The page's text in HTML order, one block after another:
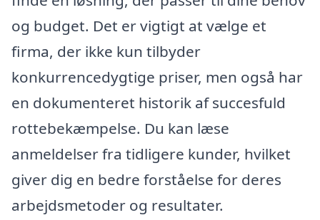
og budget. Det er vigtigt at vælge et
firma, der ikke kun tilbyder
konkurrencedygtige priser, men også har
en dokumenteret historik af succesfuld
rottebekæmpelse. Du kan læse
anmeldelser fra tidligere kunder, hvilket
giver dig en bedre forståelse for deres
arbejdsmetoder og resultater.